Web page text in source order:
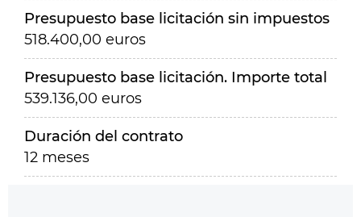
Presupuesto base licitación sin impuestos
518.400,00 euros
Presupuesto base licitación. Importe total
539.136,00 euros
Duración del contrato
12 meses